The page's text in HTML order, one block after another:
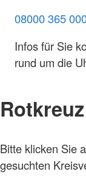
08000 365
Infos für Sie
rund um die
Bitte klicken Sie
gesuchten